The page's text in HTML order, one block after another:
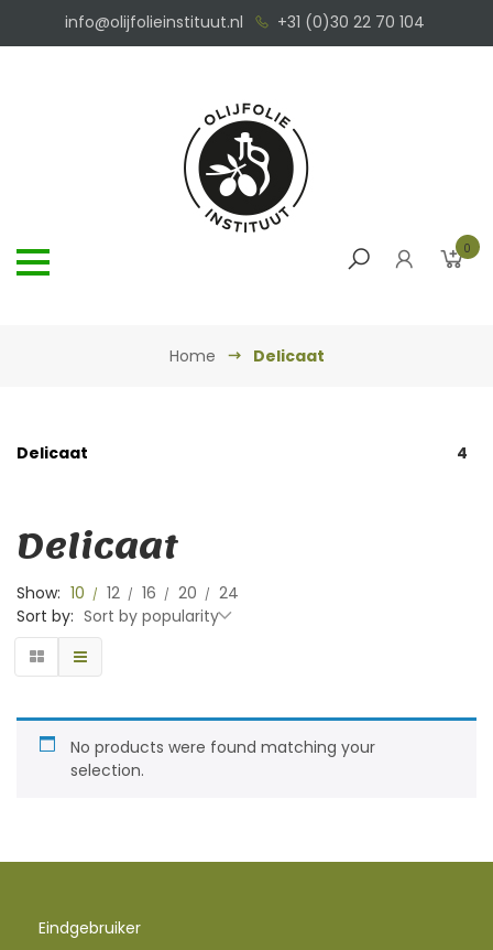
info@olijfolieinstituut.nl +31 (0)30 22 70 104
0
Home Delicaat
Delicaat 4
Delicaat
Show: 10 12 16 20
24
Sort by: Sort by popularity
No products were found matching your
selection.
Eindgebruiker